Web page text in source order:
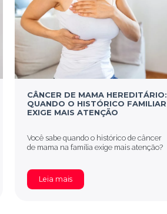
CÂNCER DE MAMA HEREDITÁRIO:
QUANDO O HISTÓRICO FAMILIAR
EXIGE MAIS ATENÇÃO
Você sabe quando o histórico de câncer
de mama na família exige mais atenção?
Leia mais